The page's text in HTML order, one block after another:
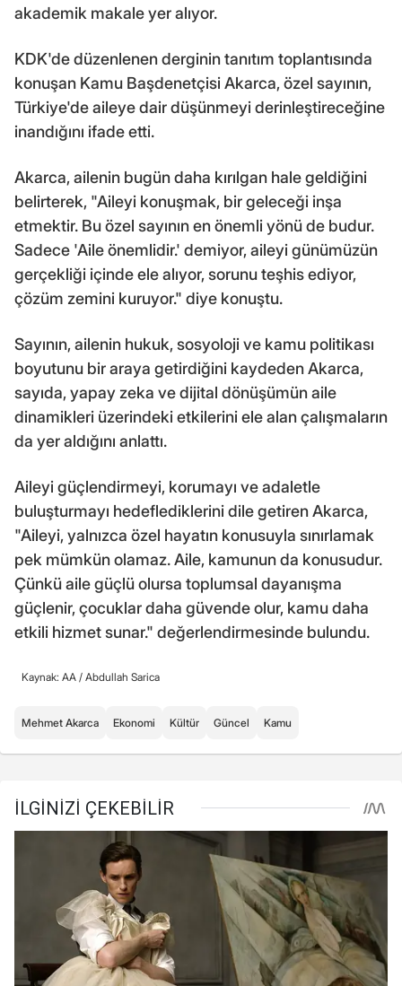
akademik makale yer alıyor.
KDK'de düzenlenen derginin tanıtım toplantısında
konuşan Kamu Başdenetçisi Akarca, özel sayının,
Türkiye'de aileye dair düşünmeyi derinleştireceğine
inandığını ifade etti.
Akarca, ailenin bugün daha kırılgan hale geldiğini
belirterek, "Aileyi konuşmak, bir geleceği inşa
etmektir. Bu özel sayının en önemli yönü de budur.
Sadece 'Aile önemlidir.' demiyor, aileyi günümüzün
gerçekliği içinde ele alıyor, sorunu teşhis ediyor,
çözüm zemini kuruyor." diye konuştu.
Sayının, ailenin hukuk, sosyoloji ve kamu politikası
boyutunu bir araya getirdiğini kaydeden Akarca,
sayıda, yapay zeka ve dijital dönüşümün aile
dinamikleri üzerindeki etkilerini ele alan çalışmaların
da yer aldığını anlattı.
Aileyi güçlendirmeyi, korumayı ve adaletle
buluşturmayı hedeflediklerini dile getiren Akarca,
"Aileyi, yalnızca özel hayatın konusuyla sınırlamak
pek mümkün olamaz. Aile, kamunun da konusudur.
Çünkü aile güçlü olursa toplumsal dayanışma
güçlenir, çocuklar daha güvende olur, kamu daha
etkili hizmet sunar." değerlendirmesinde bulundu.
Kaynak: AA / Abdullah Sarica
Mehmet Akarca Ekonomi Kültür Güncel Kamu